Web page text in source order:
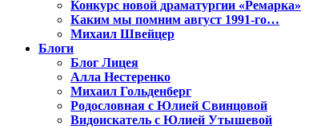
Конкурс новой драматургии «Ремарка»
Каким мы помним август 1991-го…
Михаил Швейцер
Блоги
Блог Лицея
Алла Нестеренко
Михаил Гольденберг
Родословная с Юлией Свинцовой
Видоискатель с Юлией Утышевой